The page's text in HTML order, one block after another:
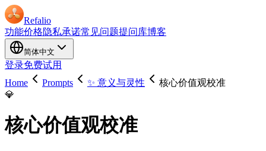
Refalio
功能价格隐私承诺常见问题提问库博客
简体中文
登录免费试用
Home
Prompts ✨ 意义与灵性
核心价值观校准
💎
核心价值观校准